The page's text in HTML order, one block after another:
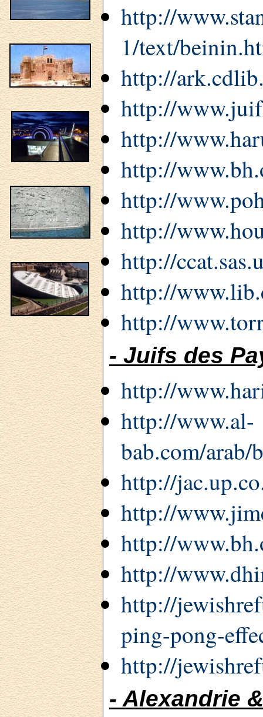
http://
1/text/
http://
http://
http://
http://
http://
http://
http://
http://
http://
- Juifs des
http://
http://www.al-
bab.com/arab/
http://
http://
http://
http://
http://
ping-pong-
http://
- Alexandrie